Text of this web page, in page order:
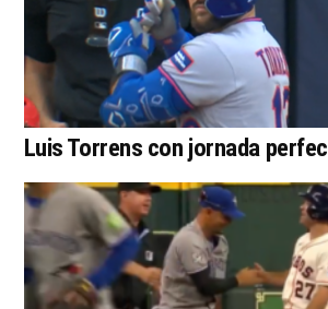
Luis Torrens con jornada